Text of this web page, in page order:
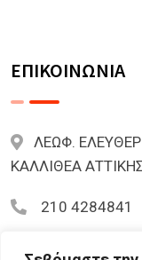
ΕΠΙΚΟΙΝΩΝΙΑ
ΛΕΩΦ.
ΚΑΛΛΙΘΕΑ
210 4284841